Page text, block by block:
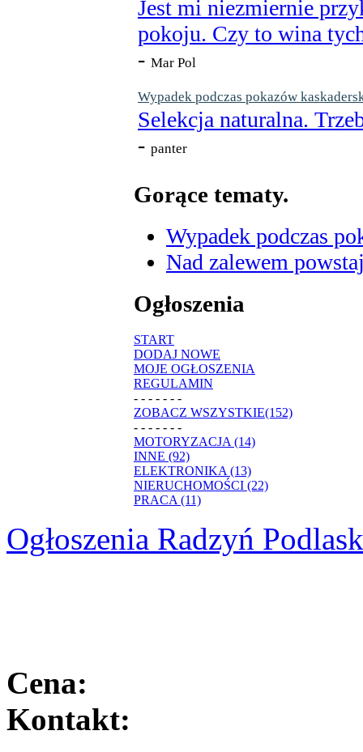
Jest mi niezmiernie
pokoju. Czy to wina
- Mar Pol
Wypadek podczas pokazów
Selekcja naturalna.
- panter
Gorące tematy.
Wypadek podczas
Nad zalewem
Ogłoszenia
START
DODAJ NOWE
MOJE OGŁOSZENIA
REGULAMIN
- - - - - - -
ZOBACZ WSZYSTKIE(152)
- - - - - - -
MOTORYZACJA (14)
INNE (92)
ELEKTRONIKA (13)
NIERUCHOMOŚCI (22)
PRACA (11)
Ogłoszenia Radzyń
Cena:
Kontakt: